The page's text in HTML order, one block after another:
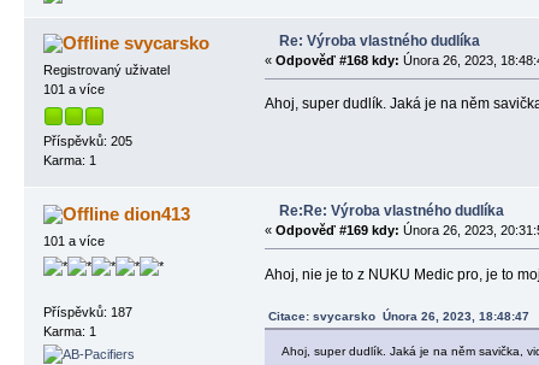
svycarsko
Registrovaný uživatel
101 a více
Příspěvků: 205
Karma: 1
Re: Výroba vlastného dudlíka
« Odpověď #168 kdy: Února 26, 2023,
Ahoj, super dudlík. Jaká je na něm
dion413
101 a více
Příspěvků: 187
Karma: 1
Re:Re: Výroba vlastného dudlíka
« Odpověď #169 kdy: Února 26, 2023,
Ahoj, nie je to z NUKU Medic pro, je to
Citace: svycarsko Února 26, 2023, 18:48:47
Ahoj, super dudlík. Jaká je na něm savička,